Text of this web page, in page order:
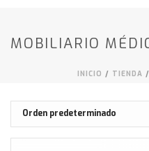
MOBILIARIO
INICIO / TIENDA /